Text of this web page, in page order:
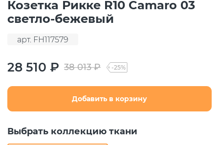
Козетка Рикке R10 Camaro 03
светло-бежевый
арт. FH117579
28 510 ₽ 38 013 ₽ -25%
Добавить в корзину
Выбрать коллекцию ткани